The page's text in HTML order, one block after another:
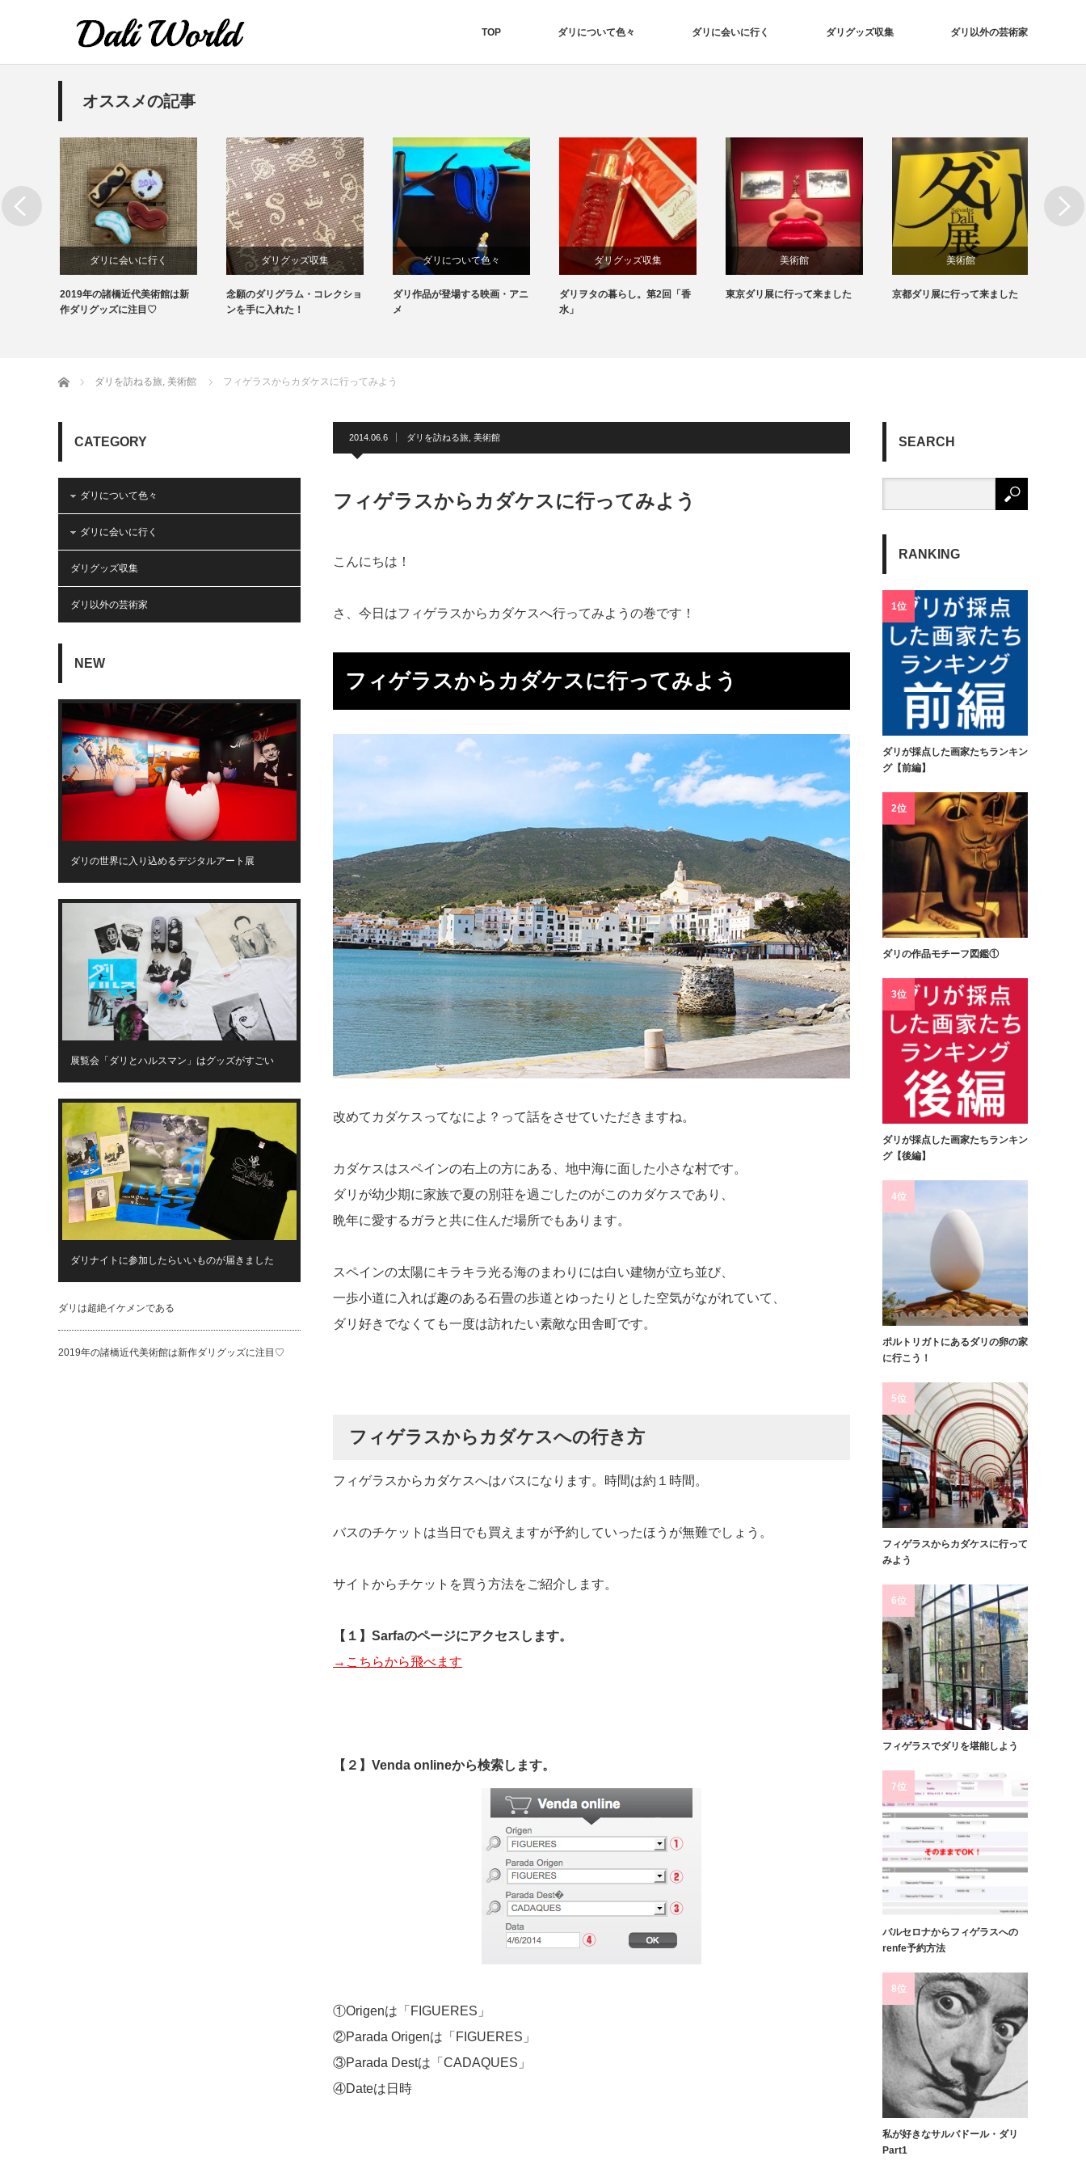
TOP ダリについて色々 ダリに会いに行く ダリグッズ収集 ダリ以外の芸術家
オススメの記事
ダリに会いに行く
ダリグッズ収集
2019年の諸橋近代美術館は新
作ダリグッズに注目♡
ダリグッズ収集
念願のダリグラム・コレクショ
ンを手に入れた！
ダリについて色々
ダリの作品
ダリ作品が登場する映画・アニ
メ
ダリグッズ収集
ダリヲタの暮らし。第2回「香
水」
美術館
東京ダリ展に行って来ました
美術館
京都ダリ展に行って来ました
Next
ホーム ダリを訪ねる旅, 美術館 フィゲラスからカダケスに行ってみよう
2014.06.6 ダリを訪ねる旅 美術館
フィゲラスからカダケスに行ってみよう
こんにちは！
さ、今日はフィゲラスからカダケスへ行ってみようの巻です！
フィゲラスからカダケスに行ってみよう
改めてカダケスってなによ？って話をさせていただきますね。
カダケスはスペインの右上の方にある、地中海に面した小さな村です。
ダリが幼少期に家族で夏の別荘を過ごしたのがこのカダケスであり、
晩年に愛するガラと共に住んだ場所でもあります。
スペインの太陽にキラキラ光る海のまわりには白い建物が立ち並び、
一歩小道に入れば趣のある石畳の歩道とゆったりとした空気がながれていて、
ダリ好きでなくても一度は訪れたい素敵な田舎町です。
フィゲラスからカダケスへの行き方
フィゲラスからカダケスへはバスになります。時間は約１時間。
バスのチケットは当日でも買えますが予約していったほうが無難でしょう。
サイトからチケットを買う方法をご紹介します。
【１】Sarfaのページにアクセスします。
→こちらから飛べます
【２】Venda onlineから検索します。
①Origenは「FIGUERES」
②Parada Origenは「FIGUERES」
③Parada Destは「CADAQUES」
④Dateは日時
CATEGORY
ダリについて色々
ダリに会いに行く
ダリグッズ収集
ダリ以外の芸術家
NEW
ダリの世界に入り込めるデジタルアート展
展覧会「ダリとハルスマン」はグッズがすごい
ダリナイトに参加したらいいものが届きました
ダリは超絶イケメンである
2019年の諸橋近代美術館は新作ダリグッズに注目♡
SEARCH
RANKING
1位
ダリが採点した画家たちランキン
グ【前編】
2位
ダリの作品モチーフ図鑑①
3位
ダリが採点した画家たちランキン
グ【後編】
4位
ポルトリガトにあるダリの卵の家
に行こう！
5位
フィゲラスからカダケスに行って
みよう
6位
フィゲラスでダリを堪能しよう
7位
バルセロナからフィゲラスへの
renfe予約方法
8位
私が好きなサルバドール・ダリ
Part1